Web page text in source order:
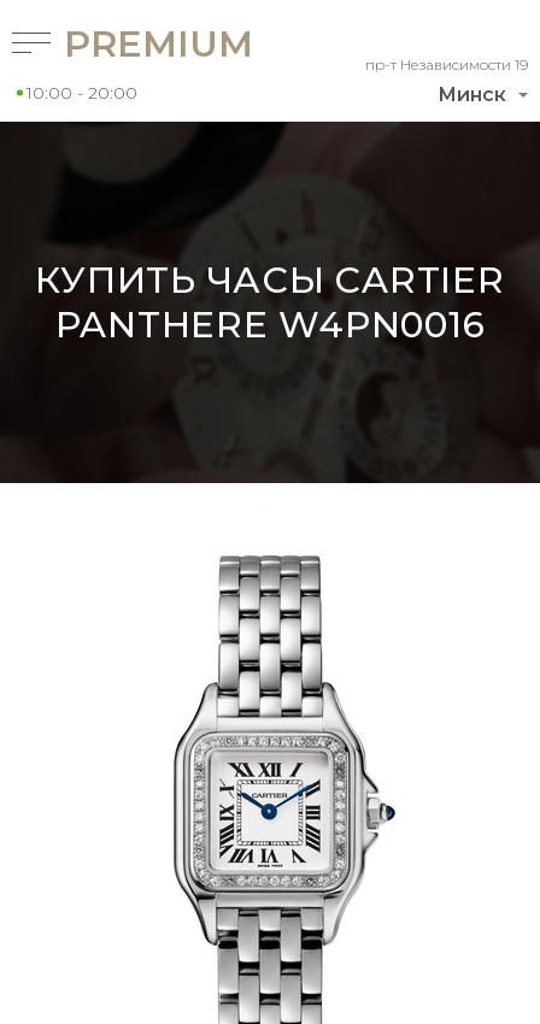
Минск
пр-т Независимости 19
PREMIUM
10:00 - 20:00
КУПИТЬ ЧАСЫ CARTIER
PANTHERE W4PN0016